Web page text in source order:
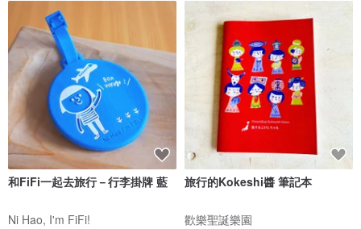
和FiFi一起去旅行－行李掛牌 藍
Ni Hao, I'm FiFi!
旅行的Kokeshi醬 筆記本
歡樂聖誕樂園